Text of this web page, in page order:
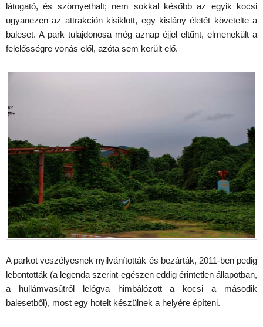
látogató, és szörnyethalt; nem sokkal később az egyik kocsi
ugyanezen az attrakción kisiklott, egy kislány életét követelte a
baleset. A park tulajdonosa még aznap éjjel eltűnt, elmenekült a
felelősségre vonás elől, azóta sem került elő.
A parkot veszélyesnek nyilvánították és bezárták, 2011-ben pedig
lebontották (a legenda szerint egészen eddig érintetlen állapotban,
a hullámvasútról lelógva himbálózott a kocsi a második
balesetből), most egy hotelt készülnek a helyére építeni.